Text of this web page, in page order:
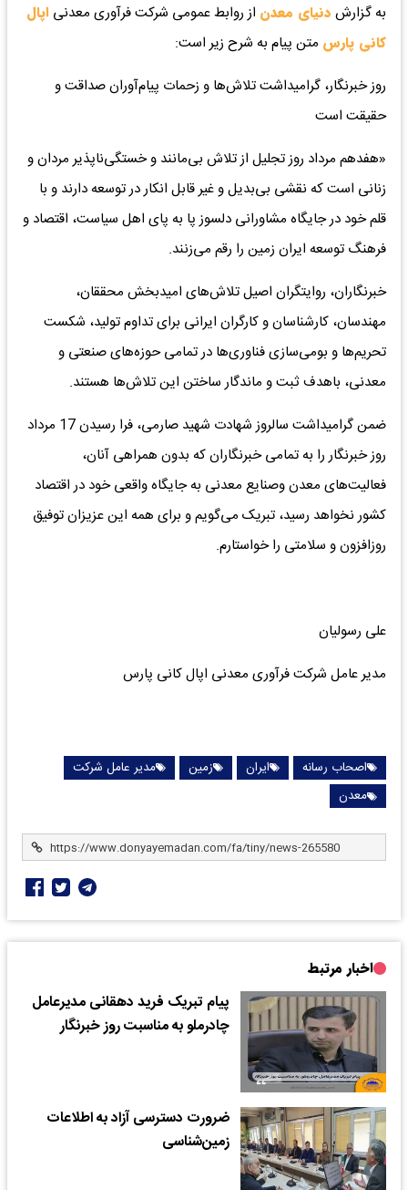
به گزارش دنیای معدن از روابط عمومی شرکت فرآوری معدنی اپال
کانی پارس متن پیام به شرح زیر است:
روز خبرنگار، گرامیداشت تلاش‌ها و زحمات پیام‌آوران صداقت و
حقیقت است
«هفدهم مرداد روز تجلیل از تلاش بی‌مانند و خستگی‌ناپذیر مردان و
زنانی است که نقشی بی‌بدیل و غیر قابل انکار در توسعه دارند و با
قلم خود در جایگاه مشاورانی دلسوز پا به پای اهل سیاست، اقتصاد و
فرهنگ توسعه ایران زمین را رقم می‌زنند.
خبرنگاران، روایتگران اصیل تلاش‌های امیدبخش محققان،
مهندسان، کارشناسان و کارگران ایرانی برای تداوم تولید، شکست
تحریم‌ها و بومی‌سازی فناوری‌ها در تمامی حوزه‌های صنعتی و
معدنی، باهدف ثبت و ماندگار ساختن این تلاش‌ها هستند.
ضمن گرامیداشت سالروز شهادت شهید صارمی، فرا رسیدن 17 مرداد
روز خبرنگار را به تمامی خبرنگاران که بدون همراهی آنان،
فعالیت‌های معدن و‌صنایع معدنی به جایگاه واقعی خود در اقتصاد
کشور نخواهد رسید، تبریک می‌گویم و برای همه این عزیزان توفیق
روزافزون و سلامتی را خواستارم.
علی رسولیان
مدیر عامل شرکت فرآوری معدنی اپال کانی پارس
اصحاب رسانه ایران زمین
مدیر عامل شرکت
معدن
اخبار مرتبط
پیام تبریک فرید دهقانی مدیرعامل
چادرملو به مناسبت روز خبرنگار
ضرورت دسترسی آزاد به اطلاعات
زمین‌شناسی